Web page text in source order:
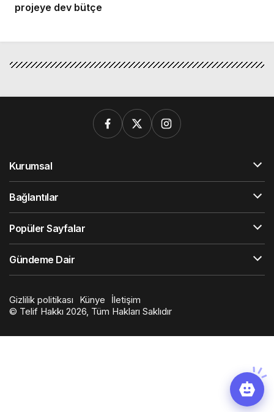
projeye dev bütçe
Kurumsal
Bağlantılar
Popüler Sayfalar
Gündeme Dair
Gizlilik politikası Künye
İletişim
© Telif Hakkı 2026, Tüm Hakları Saklıdır